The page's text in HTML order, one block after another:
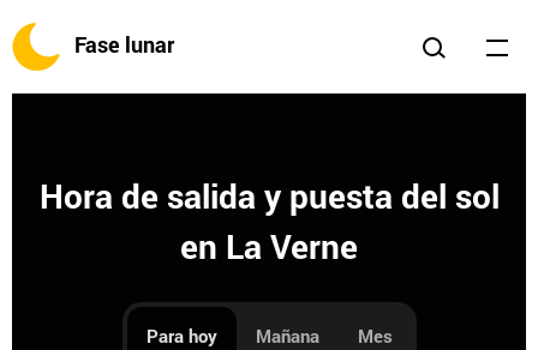
Fase lunar
Hora de salida y puesta del sol
en La Verne
Para hoy Mañana Mes